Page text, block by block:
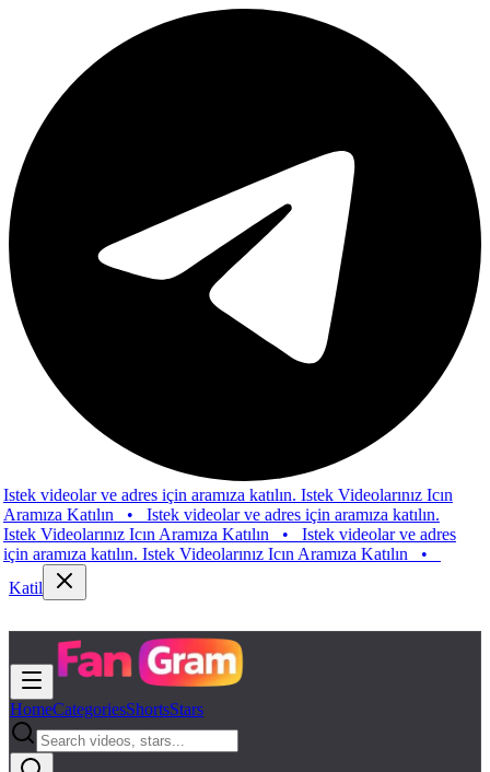
ve adres için aramıza katılın. Istek Videolarınız Icın
Katılın•Istek videolar ve adres için aramıza katılın.
Icın Aramıza Katılın•Istek videolar ve adres
katılın. Istek Videolarınız Icın Aramıza Katılın•
Katil
HomeCategoriesShortsStars